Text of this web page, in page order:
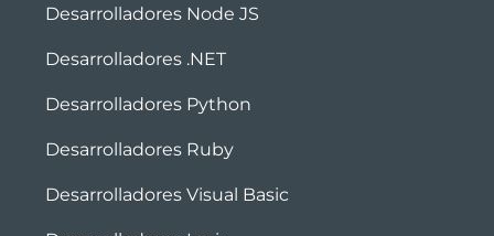
Desarrolladores Node JS
Desarrolladores .NET
Desarrolladores Python
Desarrolladores Ruby
Desarrolladores Visual Basic